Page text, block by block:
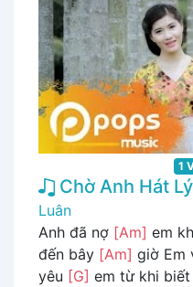
1
Chờ Anh Hát
Luân
Anh đã nợ [Am] em
đến bây [Am] giờ Em
yêu [G] em từ khi biết